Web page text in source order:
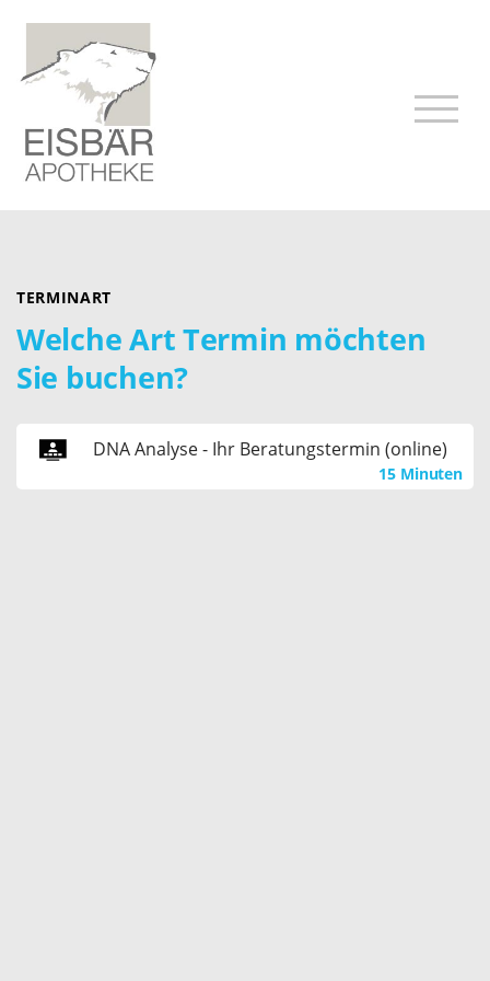
TERMINART
Welche Art Termin möchten
Sie buchen?
DNA Analyse - Ihr Beratungstermin (online)
15 Minuten